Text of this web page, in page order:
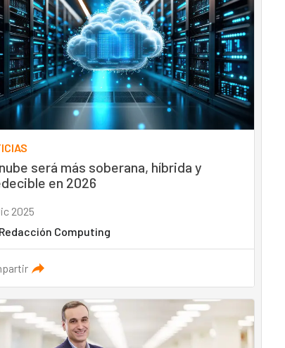
será más soberana, híbrida y
en 2026
2025
Redacción Computing